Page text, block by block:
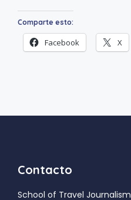
Comparte esto:
Facebook X
Contacto
School of Travel Journalism